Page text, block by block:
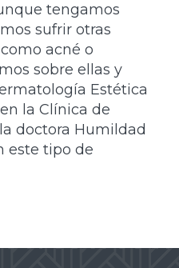
tengamos
sufrir otras
acné o
sobre ellas y
Estética
la Clínica de
doctora Humildad
este tipo de